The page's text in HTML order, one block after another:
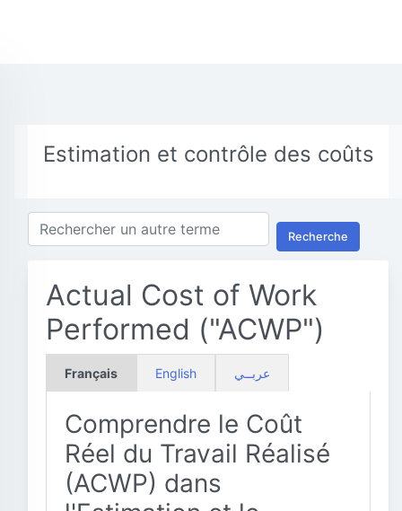
Estimation et contrôle des coûts
Recherche
Actual Cost of Work
Performed ("ACWP")
Français English عربــي
Comprendre le Coût
Réel du Travail Réalisé
(ACWP) dans